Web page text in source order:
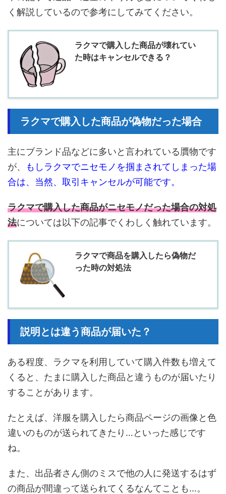
く解説しているので参考にしてみてください。
ラクマで購入した商品が壊れてい
た時はキャンセルできる？
ラクマで購入した商品が偽物だった場合
主にブランド品などに多いと言われている贋物です
が、
もしラクマでニセモノを掴まされてしまった場
合は、当然、取引キャンセルが可能です。
ラクマで購入した商品がニセモノだった場合の対処
法については以下の記事でくわしく触れています。
ラクマで商品を購入したら偽物だ
った時の対処法
説明とは違う商品が届いた？
ある程度、ラクマを利用していて購入件数も増えて
くると、たまに購入した商品と違うものが届いたり
することがあります。
たとえば、洋服を購入したら商品ページの画像と色
違いのものが送られてきたり…といった感じです
ね。
また、出品者さん側のミスで他の人に発送するはず
の商品が間違って送られてくるなんてことも…。